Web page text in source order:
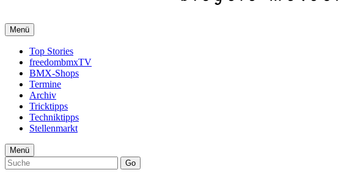
Menü
Top Stories
freedombmxTV
BMX-Shops
Termine
Archiv
Tricktipps
Techniktipps
Stellenmarkt
Menü
Go